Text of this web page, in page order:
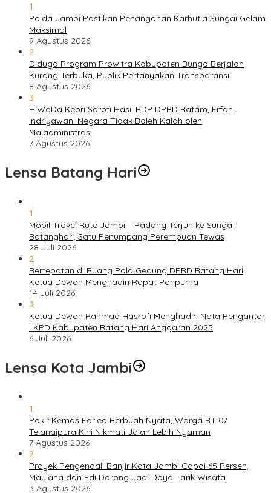
1
Polda Jambi Pastikan Penanganan Karhutla Sungai Gelam
Maksimal
9 Agustus 2026
2
Diduga Program Prowitra Kabupaten Bungo Berjalan
Kurang Terbuka, Publik Pertanyakan Transparansi
8 Agustus 2026
3
HiWaDa Kepri Soroti Hasil RDP DPRD Batam, Erfan
Indriyawan: Negara Tidak Boleh Kalah oleh
Maladministrasi
7 Agustus 2026
Lensa Batang Hari
1
Mobil Travel Rute Jambi – Padang Terjun ke Sungai
Batanghari, Satu Penumpang Perempuan Tewas
28 Juli 2026
2
Bertepatan di Ruang Pola Gedung DPRD Batang Hari
Ketua Dewan Menghadiri Rapat Paripurna
14 Juli 2026
3
Ketua Dewan Rahmad Hasrofi Menghadiri Nota Pengantar
LKPD Kabupaten Batang Hari Anggaran 2025
6 Juli 2026
Lensa Kota Jambi
1
Pokir Kemas Faried Berbuah Nyata, Warga RT 07
Telanaipura Kini Nikmati Jalan Lebih Nyaman
7 Agustus 2026
2
Proyek Pengendali Banjir Kota Jambi Capai 65 Persen,
Maulana dan Edi Dorong Jadi Daya Tarik Wisata
3 Agustus 2026